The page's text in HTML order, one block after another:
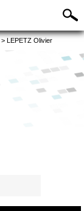
> LEPETZ Olivier